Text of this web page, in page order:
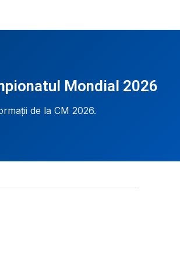
Mondial 2026
de la CM 2026.